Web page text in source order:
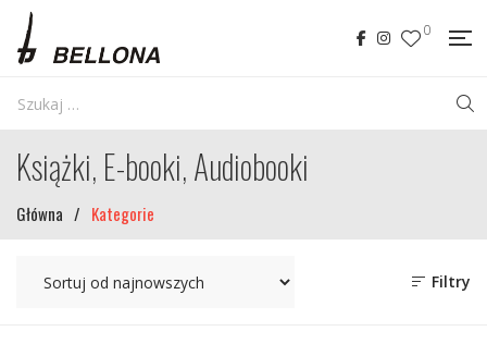
0
Książki, E-booki, Audiobooki
Główna / Kategorie
Filtry